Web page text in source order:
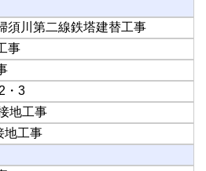
須川第二線鉄塔建替工事
事
・3
地工事
地工事